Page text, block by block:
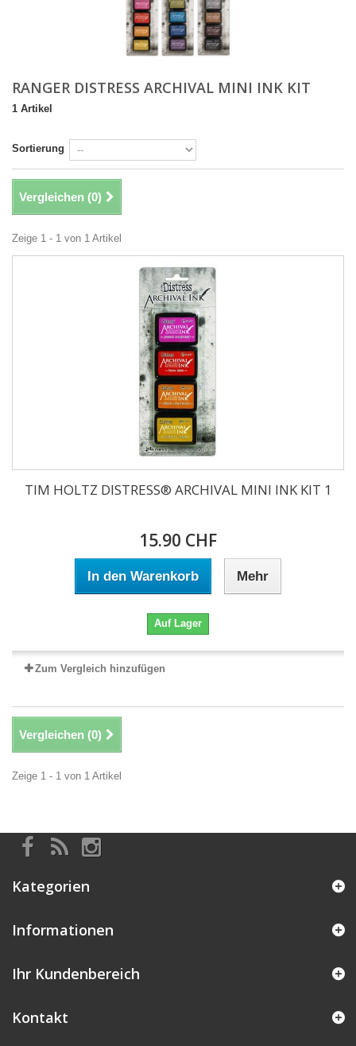
RANGER DISTRESS ARCHIVAL MINI INK KIT
1 Artikel
Sortierung
Vergleichen (0)
Zeige 1 - 1 von 1 Artikel
TIM HOLTZ DISTRESS® ARCHIVAL MINI INK KIT 1
15.90 CHF
In den Warenkorb Mehr
Auf Lager
Zum Vergleich hinzufügen
Vergleichen (0)
Zeige 1 - 1 von 1 Artikel
Kategorien
Informationen
Ihr Kundenbereich
Kontakt